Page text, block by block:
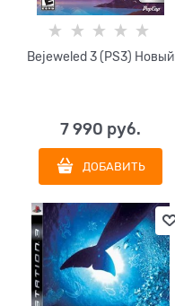
Bejeweled 3 (PS3) Новый
7 990 руб.
ДОБАВИТЬ